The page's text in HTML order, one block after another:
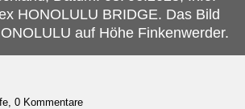
HONOLULU BRIDGE. Das Bild
auf Höhe Finkenwerder.
0 Kommentare